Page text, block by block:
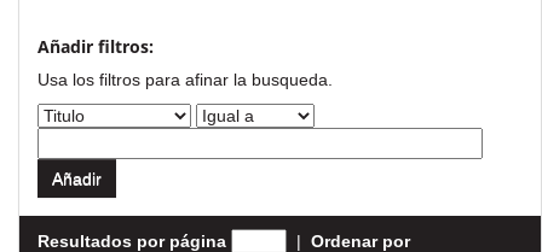
Añadir filtros:
Usa los filtros para afinar la busqueda.
Resultados por página | Ordenar por